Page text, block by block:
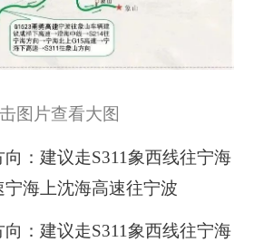
图片查看大图
建议走S311象西线往宁海
海上沈海高速往宁波
建议走S311象西线往宁海